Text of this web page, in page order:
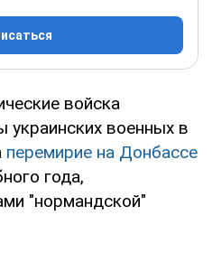
войска
военных в
перемирие на Донбассе
года,
"нормандской"